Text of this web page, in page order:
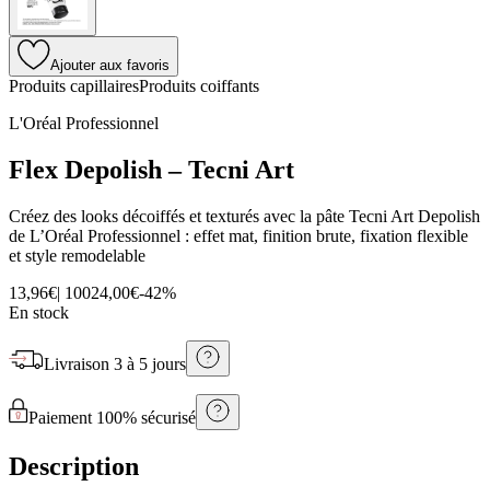
Ajouter aux favoris
Produits capillairesProduits coiffants
L'Oréal Professionnel
Flex Depolish – Tecni Art
Créez des looks décoiffés et texturés avec la pâte Tecni Art Depolish
de L’Oréal Professionnel : effet mat, finition brute, fixation flexible
et style remodelable
13,96€| 10024,00€-42%
En stock
Livraison 3 à 5 jours
Paiement 100% sécurisé
Description